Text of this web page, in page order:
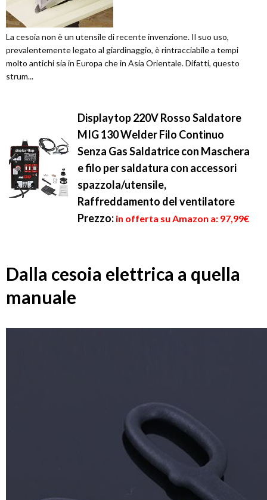
La cesoia non è un utensile di recente invenzione. Il suo uso,
prevalentemente legato al giardinaggio, è rintracciabile a tempi
molto antichi sia in Europa che in Asia Orientale. Difatti, questo
strum...
Displaytop 220V Rosso Saldatore
MIG 130 Welder Filo Continuo
Senza Gas Saldatrice con Maschera
e filo per saldatura con accessori
spazzola/utensile,
Raffreddamento del ventilatore
Prezzo: in offerta su Amazon a: 97,99€
Dalla cesoia elettrica a quella
manuale